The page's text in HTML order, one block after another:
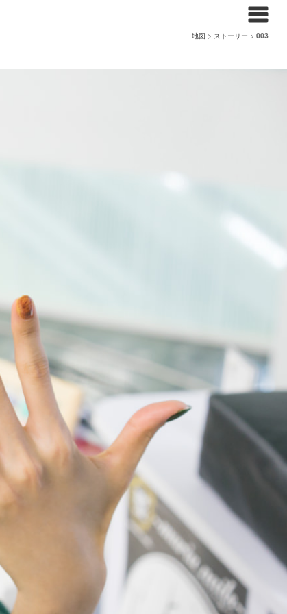
地図 > ストーリー >003